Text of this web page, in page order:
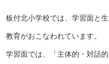
板付北小学校では、学習面と
教育がおこなわれています。
学習面では、「主体的・対話